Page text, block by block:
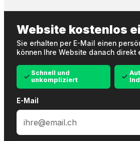
Website kostenlos
Sie erhalten per E-Mail einen
können Ihre Website danach direkt
Schnell und
unkompliziert
E-Mail